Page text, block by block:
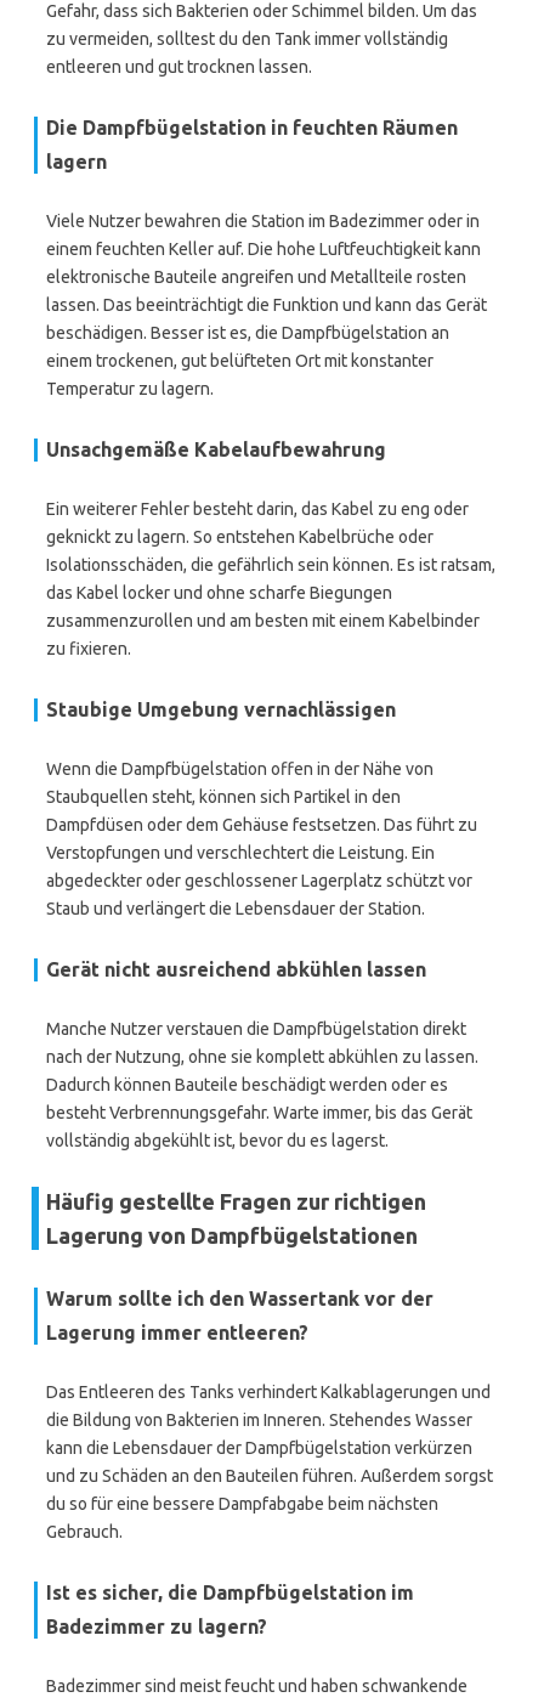
Gefahr, dass sich Bakterien oder Schimmel bilden. Um das
zu vermeiden, solltest du den Tank immer vollständig
entleeren und gut trocknen lassen.
Die Dampfbügelstation in feuchten Räumen
lagern
Viele Nutzer bewahren die Station im Badezimmer oder in
einem feuchten Keller auf. Die hohe Luftfeuchtigkeit kann
elektronische Bauteile angreifen und Metallteile rosten
lassen. Das beeinträchtigt die Funktion und kann das Gerät
beschädigen. Besser ist es, die Dampfbügelstation an
einem trockenen, gut belüfteten Ort mit konstanter
Temperatur zu lagern.
Unsachgemäße Kabelaufbewahrung
Ein weiterer Fehler besteht darin, das Kabel zu eng oder
geknickt zu lagern. So entstehen Kabelbrüche oder
Isolationsschäden, die gefährlich sein können. Es ist ratsam,
das Kabel locker und ohne scharfe Biegungen
zusammenzurollen und am besten mit einem Kabelbinder
zu fixieren.
Staubige Umgebung vernachlässigen
Wenn die Dampfbügelstation offen in der Nähe von
Staubquellen steht, können sich Partikel in den
Dampfdüsen oder dem Gehäuse festsetzen. Das führt zu
Verstopfungen und verschlechtert die Leistung. Ein
abgedeckter oder geschlossener Lagerplatz schützt vor
Staub und verlängert die Lebensdauer der Station.
Gerät nicht ausreichend abkühlen lassen
Manche Nutzer verstauen die Dampfbügelstation direkt
nach der Nutzung, ohne sie komplett abkühlen zu lassen.
Dadurch können Bauteile beschädigt werden oder es
besteht Verbrennungsgefahr. Warte immer, bis das Gerät
vollständig abgekühlt ist, bevor du es lagerst.
Häufig gestellte Fragen zur richtigen
Lagerung von Dampfbügelstationen
Warum sollte ich den Wassertank vor der
Lagerung immer entleeren?
Das Entleeren des Tanks verhindert Kalkablagerungen und
die Bildung von Bakterien im Inneren. Stehendes Wasser
kann die Lebensdauer der Dampfbügelstation verkürzen
und zu Schäden an den Bauteilen führen. Außerdem sorgst
du so für eine bessere Dampfabgabe beim nächsten
Gebrauch.
Ist es sicher, die Dampfbügelstation im
Badezimmer zu lagern?
Badezimmer sind meist feucht und haben schwankende